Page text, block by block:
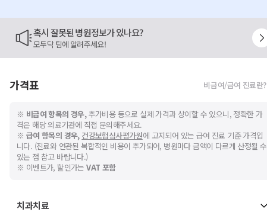
혹시 잘못된 병원정보가 있나요?
모두닥 팀에 알려주세요!
가격표 비급여/급여 진료란?
※ 비급여 항목의 경우,추가비용 등으로 실제 가격과 상이할 수 있으니, 정확한 가
격은 해당 의료기관에 직접 문의해주세요.
※ 급여 항목의 경우, 건강보험심사평가원에 고지되어 있는 급여 진료 기준 가격입
니다. (진료와 연관된 복합적인 비용이 추가되어, 병원마다 금액이 다르게 산정될 수
있는 점 참고 바랍니다.)
※ 이벤트가, 할인가는VAT 포함
치과치료